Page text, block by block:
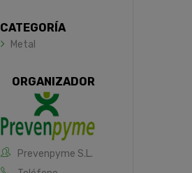
CATEGORÍA
Metal
ORGANIZADOR
Prevenpyme S.L.